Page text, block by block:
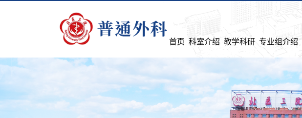
首页 科室介绍 教学科研 专业组介绍